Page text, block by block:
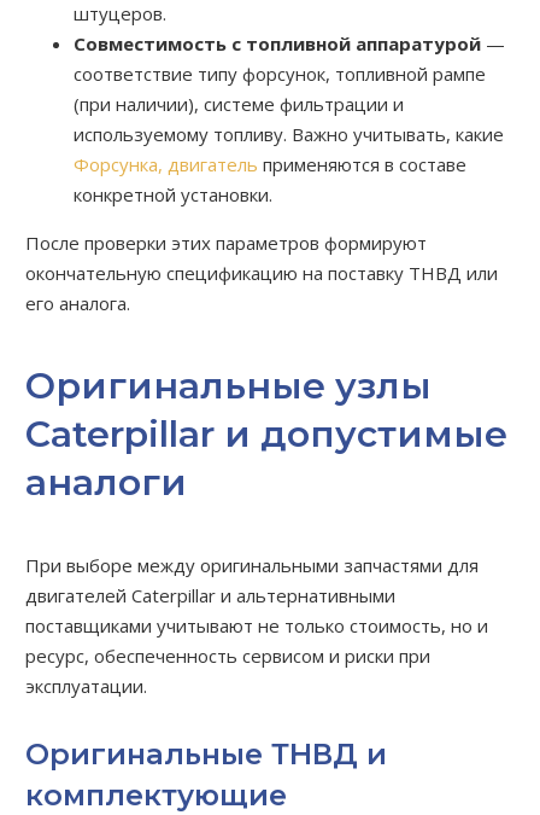
штуцеров.
Совместимость с топливной аппаратурой —
соответствие типу форсунок, топливной рампе
(при наличии), системе фильтрации и
используемому топливу. Важно учитывать, какие
Форсунка, двигатель применяются в составе
конкретной установки.
После проверки этих параметров формируют
окончательную спецификацию на поставку ТНВД или
его аналога.
Оригинальные узлы
Caterpillar и допустимые
аналоги
При выборе между оригинальными запчастями для
двигателей Caterpillar и альтернативными
поставщиками учитывают не только стоимость, но и
ресурс, обеспеченность сервисом и риски при
эксплуатации.
Оригинальные ТНВД и
комплектующие